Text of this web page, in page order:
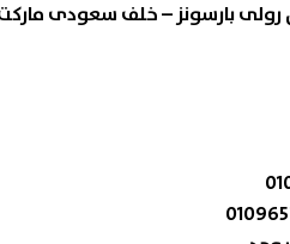
رولى بارسونز – خلف سعودى